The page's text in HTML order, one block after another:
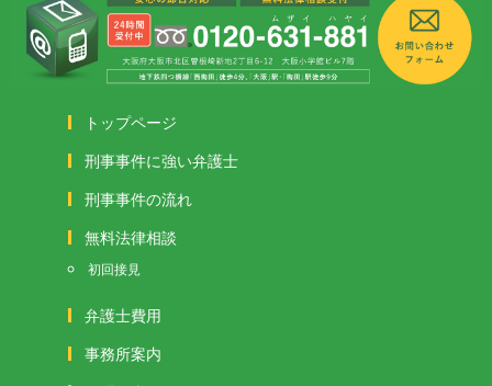
トップページ
刑事事件に強い弁護士
刑事事件の流れ
無料法律相談
初回接見
弁護士費用
事務所案内